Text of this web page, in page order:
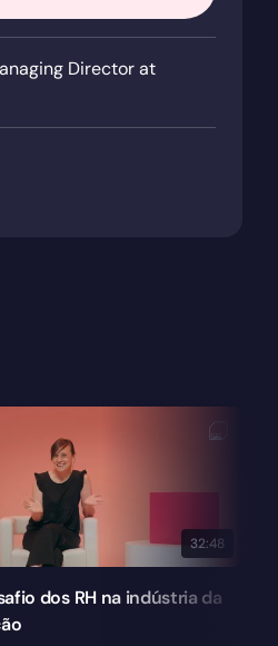
Director at
32:48
dos RH na indústria da